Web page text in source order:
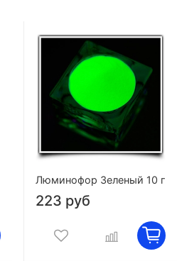
Люминофор Зеленый 10 г
223 руб